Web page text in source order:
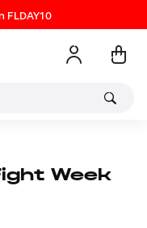
FLDAY10